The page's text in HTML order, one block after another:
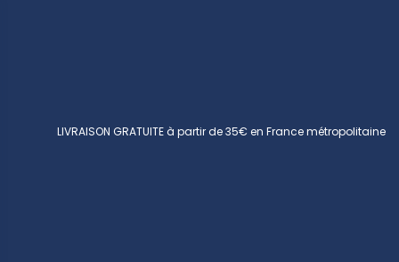
LIVRAISON GRATUITE à partir de 35€ en France métropolitaine